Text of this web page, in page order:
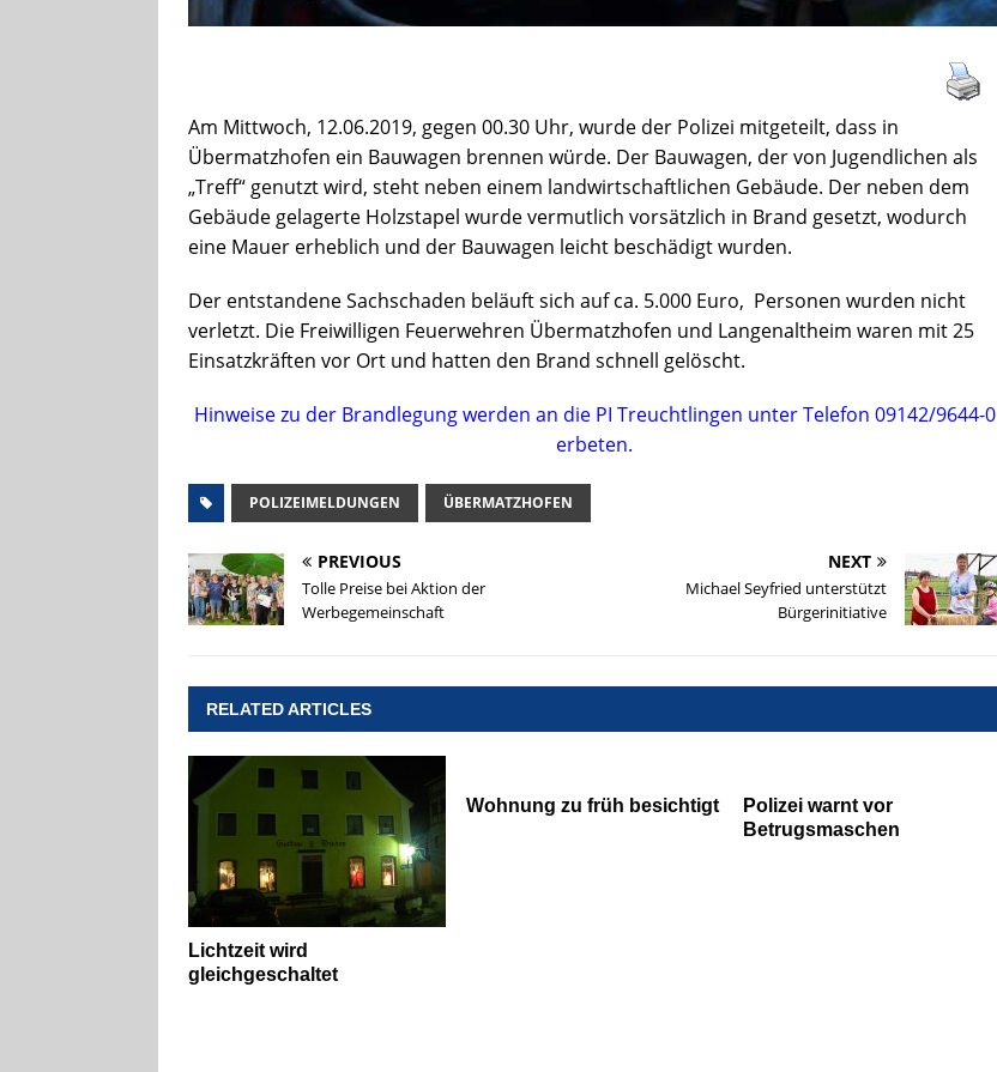
Am Mittwoch, 12.06.2019, gegen 00.30 Uhr, wurde der Polizei mitgeteilt, dass in
Übermatzhofen ein Bauwagen brennen würde. Der Bauwagen, der von Jugendlichen als
„Treff“ genutzt wird, steht neben einem landwirtschaftlichen Gebäude. Der neben dem
Gebäude gelagerte Holzstapel wurde vermutlich vorsätzlich in Brand gesetzt, wodurch
eine Mauer erheblich und der Bauwagen leicht beschädigt wurden.
Der entstandene Sachschaden beläuft sich auf ca. 5.000 Euro, Personen wurden nicht
verletzt. Die Freiwilligen Feuerwehren Übermatzhofen und Langenaltheim waren mit 25
Einsatzkräften vor Ort und hatten den Brand schnell gelöscht.
Hinweise zu der Brandlegung werden an die PI Treuchtlingen unter Telefon 09142/9644-0
erbeten.
POLIZEIMELDUNGEN ÜBERMATZHOFEN
PREVIOUS
Tolle Preise bei Aktion der
Werbegemeinschaft
NEXT
Michael Seyfried unterstützt
Bürgerinitiative
RELATED ARTICLES
Lichtzeit wird
gleichgeschaltet
Wohnung zu früh besichtigt
Polizei warnt vor
Betrugsmaschen